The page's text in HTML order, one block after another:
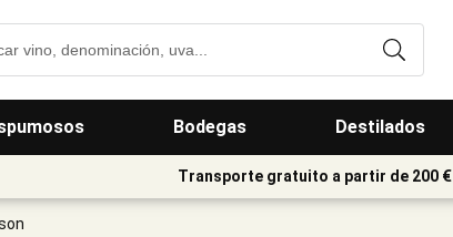
Bodegas Destilados
Transporte gratuito a partir de 200 €